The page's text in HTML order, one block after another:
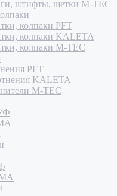
штифты, щетки M-TEC
колпаки PFT
колпаки KALETA
колпаки M-TEC
PFT
KALETA
M-TEC